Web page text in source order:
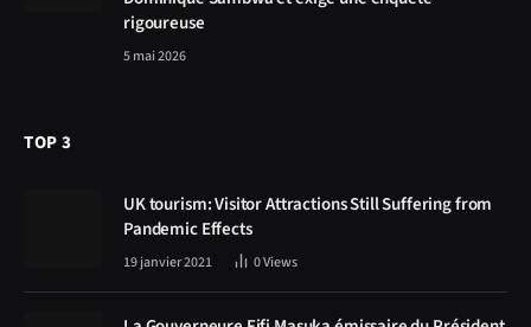
rigoureuse
5 mai 2026
TOP 3
UK tourism: Visitor Attractions Still Suffering from
Pandemic Effects
19 janvier 2021 0Views